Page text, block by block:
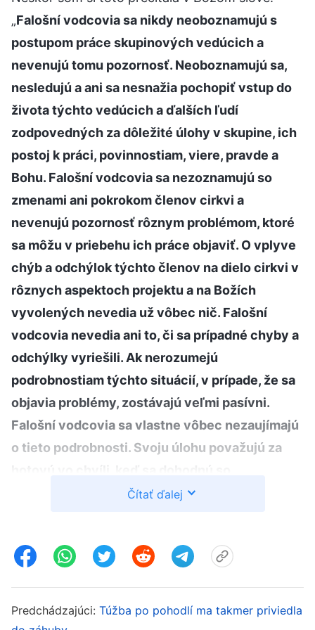
„Falošní vodcovia sa nikdy neoboznamujú s
postupom práce skupinových vedúcich a
nevenujú tomu pozornosť. Neoboznamujú sa,
nesledujú a ani sa nesnažia pochopiť vstup do
života týchto vedúcich a ďalších ľudí
zodpovedných za dôležité úlohy v skupine, ich
postoj k práci, povinnostiam, viere, pravde a
Bohu. Falošní vodcovia sa nezoznamujú so
zmenami ani pokrokom členov cirkvi a
nevenujú pozornosť rôznym problémom, ktoré
sa môžu v priebehu ich práce objaviť. O vplyve
chýb a odchýlok týchto členov na dielo cirkvi v
rôznych aspektoch projektu a na Božích
vyvolených nevedia už vôbec nič. Falošní
vodcovia nevedia ani to, či sa prípadné chyby a
odchýlky vyriešili. Ak nerozumejú
podrobnostiam týchto situácií, v prípade, že sa
objavia problémy, zostávajú veľmi pasívni.
Falošní vodcovia sa vlastne vôbec nezaujímajú
o tieto podrobnosti. Svoju úlohu považujú za
skupinovými vedúcimi a odovzdajú im všetku
Keďže falošní vodcovia nedokážu dohliadať na
a sledovať ich činnosť, keďže si v týchto
Čítať ďalej
Predchádzajúci: Túžba po pohodlí ma takmer priviedla